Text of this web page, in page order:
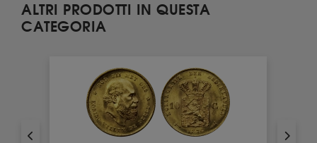
ALTRI PRODOTTI IN QUESTA
CATEGORIA